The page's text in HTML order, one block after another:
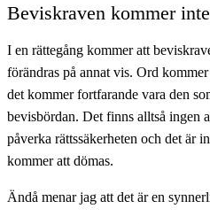
Beviskraven kommer
I en rättegång kommer att
förändras på annat vis. Ord
det kommer fortfarande vara den
bevisbördan. Det finns alltså ingen
påverka rättssäkerheten och det är
kommer att dömas.
Ändå menar jag att det är en